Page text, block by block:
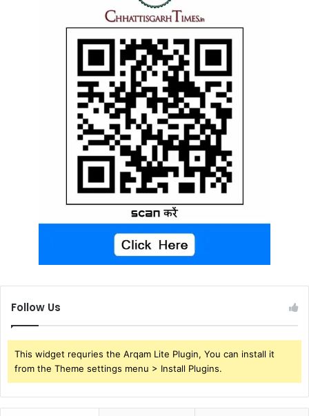
Follow Us
This widget requries the Arqam Lite Plugin, You can install it
from the Theme settings menu > Install Plugins.